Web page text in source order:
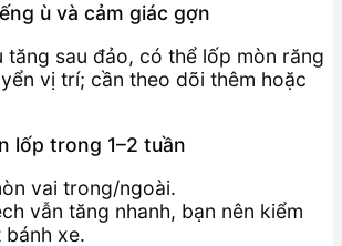
ù và cảm giác gợn
tăng sau đảo, có thể lốp mòn răng
vị trí; cần theo dõi thêm hoặc
lốp trong 1–2 tuần
vai trong/ngoài.
vẫn tăng nhanh, bạn nên kiểm
xe.